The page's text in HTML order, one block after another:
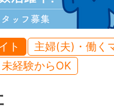
ト
主婦(夫)・働く
未経験からOK